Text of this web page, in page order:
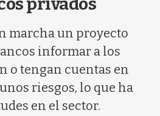
marcha un proyecto
informar a los
o tengan cuentas en
riesgos, lo que ha
en el sector.